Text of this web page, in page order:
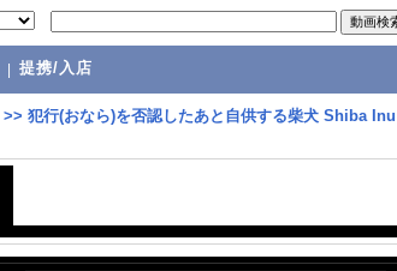
提携/入店
>> 犯行(おなら)を否認したあと自供する柴犬 Shiba